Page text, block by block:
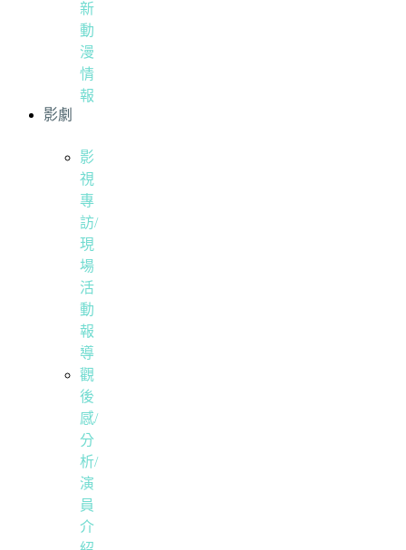
新
動
漫
情
報
影劇
影
視
專
訪/
現
場
活
動
報
導
觀
後
感/
分
析/
演
員
介